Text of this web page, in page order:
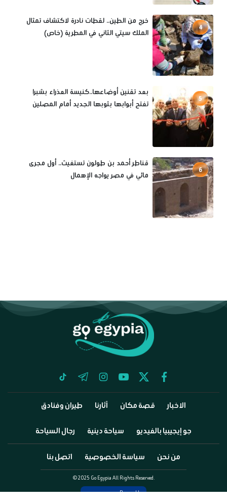
4
خرج من الطين.. لقطات نادرة لاكتشاف تمثال
الملك سيتي الثاني في المطرية (خاص)
5
بعد تقنين أوضاعها..كنيسة العذراء بشبرا
تفتح أبوابها بثوبها الجديد أمام المصلين
6
قناطر أحمد بن طولون تستغيث.. أول مجرى
مائي في مصر يواجه الإهمال
facebook
twitter
youtube
instagram
telegram
tiktok
الاخبار قصة مكان آثارنا طيران وفنادق
جو إيجيبيا بالفيديو سياحة دينية رجال السياحة
من نحن سياسة الخصوصية اتصل بنا
©2025 Go Egypia All Rights Reserved.
Powered by